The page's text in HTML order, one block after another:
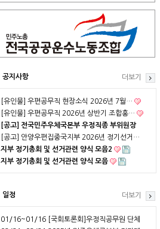
공지사항
[유인물] 우편공무직 현장소식 2026년 7월…
[유인물] 우편공무직 2026년 상반기 조합홍…
[공고] 전국민주우체국본부 우정직종 부위원장
…[공고] 안양우편집중국지부 2026년 정기선거…
지부 정기총회 및 선거관련 양식 모음2
지부 정기총회 및 선거관련 양식 모음
더보기
일정
01/16~01/16[국회토론회]우정직공무원 단체
더보기